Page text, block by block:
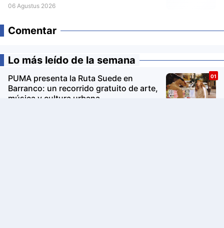
06 Agustus 2026
Comentar
Lo más leído de la semana
PUMA presenta la Ruta Suede en
Barranco: un recorrido gratuito de arte,
música y cultura urbana